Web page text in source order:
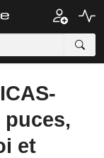
et